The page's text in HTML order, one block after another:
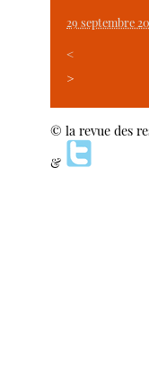
29 septembre
<
>
© la revue des
&